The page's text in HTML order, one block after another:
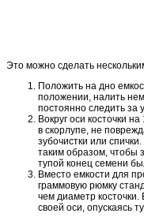
Это можно сделать
Положить на дно
положении, налить
постоянно следить за
Вокруг оси косточки
в скорлупе, не
зубочистки или
таким образом, чтобы
тупой конец семени
Вместо емкости для
граммовую рюмку
чем диаметр
своей оси, опускаясь